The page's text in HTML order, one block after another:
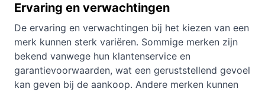
Ervaring en verwachtingen
De ervaring en verwachtingen bij het kiezen van een
merk kunnen sterk variëren. Sommige merken zijn
bekend vanwege hun klantenservice en
garantievoorwaarden, wat een geruststellend gevoel
kan geven bij de aankoop. Andere merken kunnen